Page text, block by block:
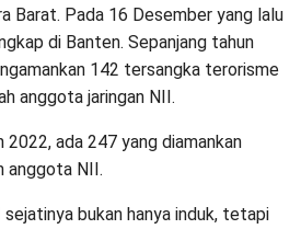
Barat. Pada 16 Desember yang lalu
di Banten. Sepanjang tahun
142 tersangka terorisme
anggota jaringan NII.
2022, ada 247 yang diamankan
anggota NII.
bukan hanya induk, tetapi